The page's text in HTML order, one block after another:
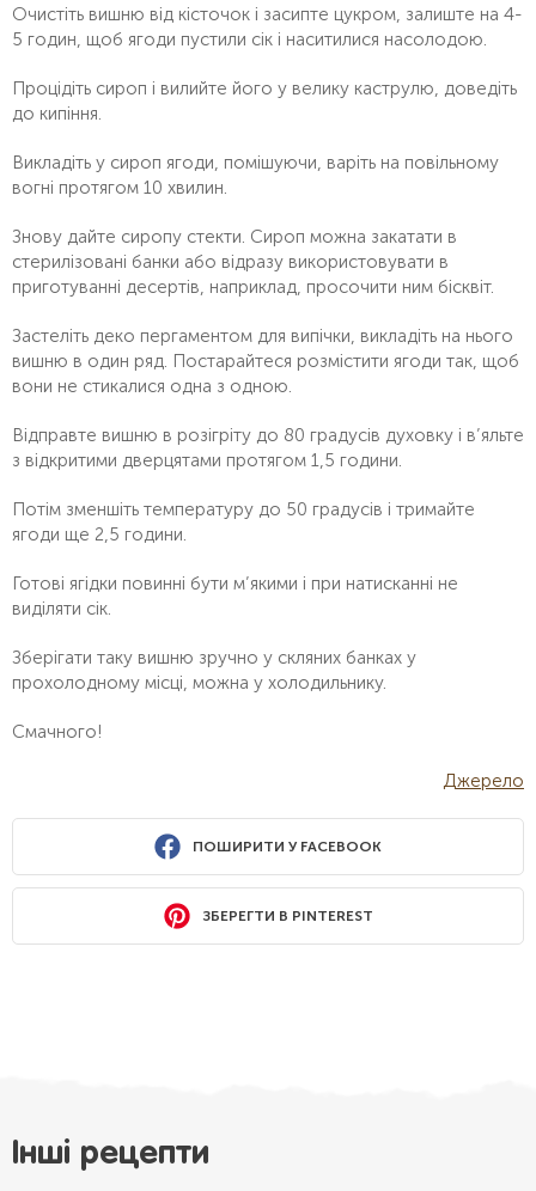
Очистіть вишню від кісточок і засипте цукром, залиште на 4-
5 годин, щоб ягоди пустили сік і наситилися насолодою.
Процідіть сироп і вилийте його у велику каструлю, доведіть
до кипіння.
Викладіть у сироп ягоди, помішуючи, варіть на повільному
вогні протягом 10 хвилин.
Знову дайте сиропу стекти. Сироп можна закатати в
стерилізовані банки або відразу використовувати в
приготуванні десертів, наприклад, просочити ним бісквіт.
Застеліть деко пергаментом для випічки, викладіть на нього
вишню в один ряд. Постарайтеся розмістити ягоди так, щоб
вони не стикалися одна з одною.
Відправте вишню в розігріту до 80 градусів духовку і в’яльте
з відкритими дверцятами протягом 1,5 години.
Потім зменшіть температуру до 50 градусів і тримайте
ягоди ще 2,5 години.
Готові ягідки повинні бути м’якими і при натисканні не
виділяти сік.
Зберігати таку вишню зручно у скляних банках у
прохолодному місці, можна у холодильнику.
Смачного!
Джерело
ПОШИРИТИ У FACEBOOK
ЗБЕРЕГТИ В PINTEREST
Інші рецепти